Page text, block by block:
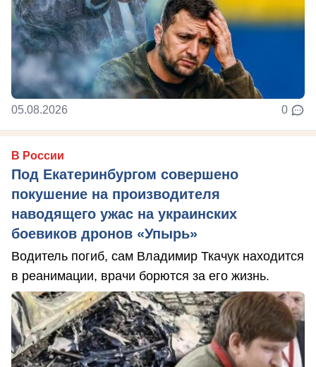
05.08.2026 0
В России
Под Екатеринбургом совершено
покушение на производителя
наводящего ужас на украинских
боевиков дронов «Упырь»
Водитель погиб, сам Владимир Ткачук находится
в реанимации, врачи борются за его жизнь.